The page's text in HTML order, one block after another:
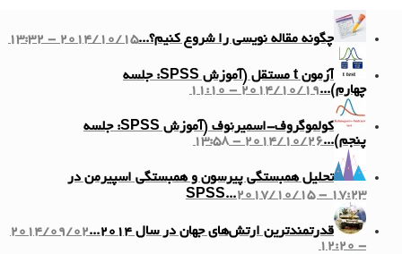
چگونه مقاله نویسی را شروع کنیم؟...2014/10/15 - 13:32
آزمون t مستقل (آموزش SPSS: جلسه
چهارم)...2014/10/19 - 11:10
کولموگروف-اسمیرنوف (آموزش SPSS: جلسه
پنجم)...2014/10/26 - 13:58
تحلیل همبستگی پیرسون و همبستگی اسپیرمن در
SPSS...2017/10/15 - 17:23
قدرتمندترین ارتش‌های جهان در سال ۲۰۱۴...
2014/09/02
- 12:20